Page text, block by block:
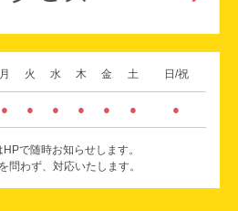
月 火 水 木 金 土 日/祝
● ● ● ● ● ● ●
で随時お知らせします。
わず、対応いたします。